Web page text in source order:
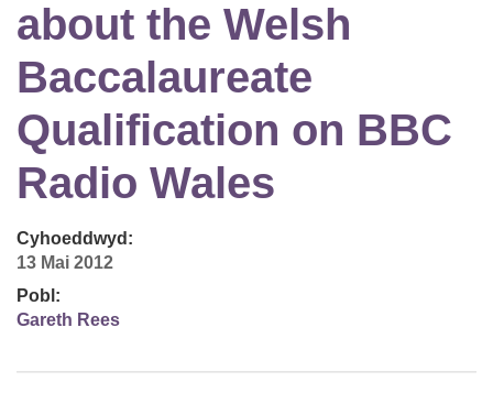
about the Welsh
Baccalaureate
Qualification on BBC
Radio Wales
Cyhoeddwyd:
13 Mai 2012
Pobl:
Gareth Rees